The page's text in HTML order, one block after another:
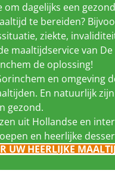
dagelijks een
te bereiden?
ziekte,
maaltijdservice van De
de oplossing!
en omgeving
En natuurlijk
gezond.
uit Hollandse en
en heerlijke
UW HEERLIJKE